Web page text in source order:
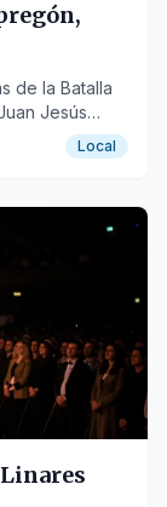
de la Batalla
Jesús
Local